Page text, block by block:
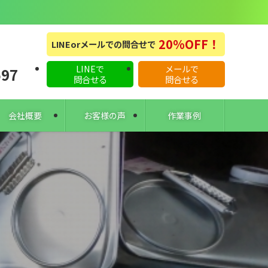
会社概要 お客様の声 作業事例
LINEorメールでの問合せで 20%OFF！
LINEで
問合せる
メールで
問合せる